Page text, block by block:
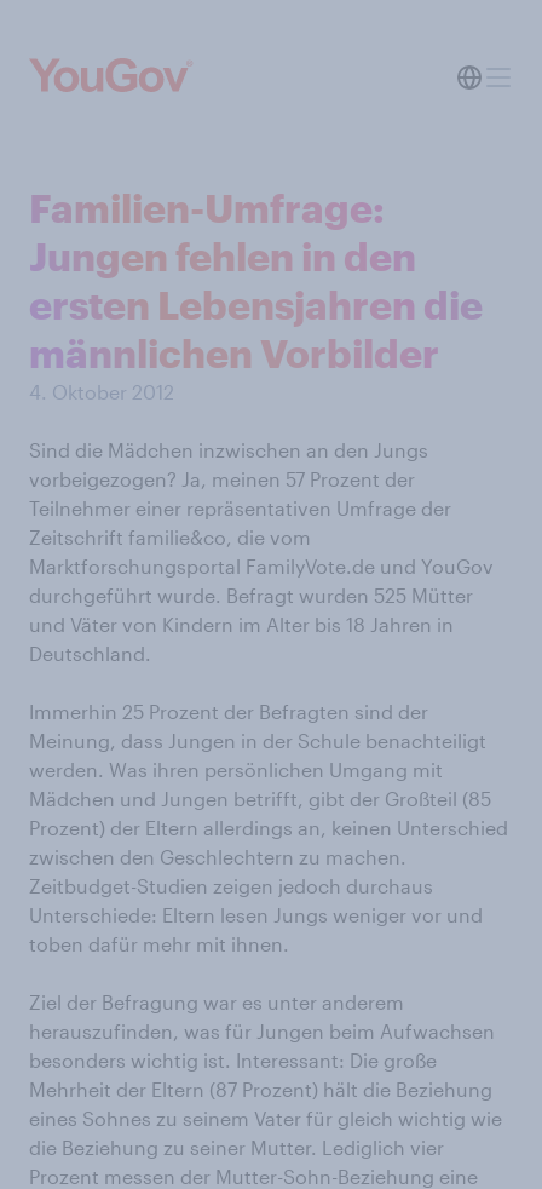
Familien-Umfrage:
Jungen fehlen in den
ersten Lebensjahren die
männlichen Vorbilder
4. Oktober 2012
Sind die Mädchen inzwischen an den Jungs
vorbeigezogen? Ja, meinen 57 Prozent der
Teilnehmer einer repräsentativen Umfrage der
Zeitschrift familie&co, die vom
Marktforschungsportal FamilyVote.de und YouGov
durchgeführt wurde. Befragt wurden 525 Mütter
und Väter von Kindern im Alter bis 18 Jahren in
Deutschland.
Immerhin 25 Prozent der Befragten sind der
Meinung, dass Jungen in der Schule benachteiligt
werden. Was ihren persönlichen Umgang mit
Mädchen und Jungen betrifft, gibt der Großteil (85
Prozent) der Eltern allerdings an, keinen Unterschied
zwischen den Geschlechtern zu machen.
Zeitbudget-Studien zeigen jedoch durchaus
Unterschiede: Eltern lesen Jungs weniger vor und
toben dafür mehr mit ihnen.
Ziel der Befragung war es unter anderem
herauszufinden, was für Jungen beim Aufwachsen
besonders wichtig ist. Interessant: Die große
Mehrheit der Eltern (87 Prozent) hält die Beziehung
eines Sohnes zu seinem Vater für gleich wichtig wie
die Beziehung zu seiner Mutter. Lediglich vier
Prozent messen der Mutter-Sohn-Beziehung eine